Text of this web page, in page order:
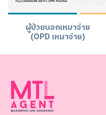
ผู้ป่วยนอกเหมาจ่าย
(OPD เหมาจ่าย)